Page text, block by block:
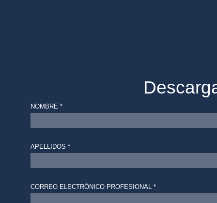
NOMBRE *
APELLIDOS *
CORREO ELECTRÓNICO PROFESIONAL *